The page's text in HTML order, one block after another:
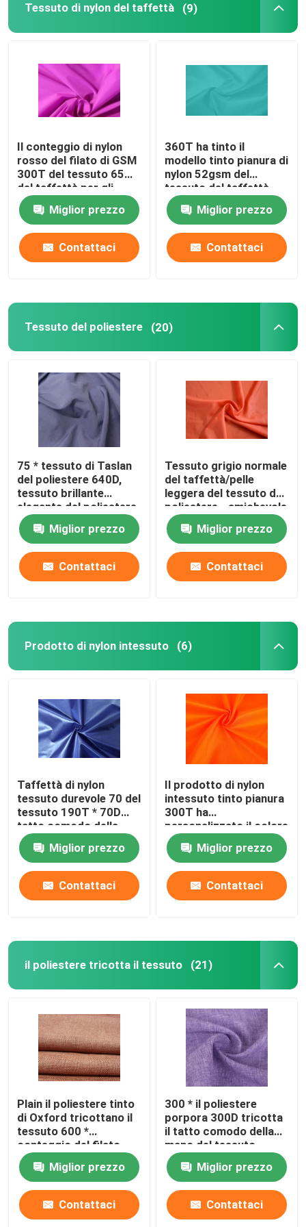
Tessuto del rivestimento del poliestere
Tessuto tinto filo
Tessuto di nylon del taffettà (9)
Il conteggio di nylon
rosso del filato di GSM
300T del tessuto 65
del taffettà per gli
sport del rivestimento
dura
Miglior prezzo
Contattaci
360T ha tinto il
modello tinto pianura di
nylon 52gsm del
tessuto del taffettà
per il panno della borsa
Miglior prezzo
Contattaci
Tessuto del poliestere (20)
75 * tessuto di Taslan
del poliestere 640D,
tessuto brillante
elegante del poliestere
da 150 GSM
Miglior prezzo
Contattaci
Tessuto grigio normale
del taffettà/pelle
leggera del tessuto del
poliestere - amichevole
Miglior prezzo
Contattaci
Prodotto di nylon intessuto (6)
Taffettà di nylon
tessuto durevole 70 del
tessuto 190T * 70D
tatto comodo della
mano da 58 GSM
Miglior prezzo
Contattaci
Il prodotto di nylon
intessuto tinto pianura
300T ha
personalizzato il colore
per gli abiti sportivi
Miglior prezzo
Contattaci
il poliestere tricotta il tessuto (21)
Plain il poliestere tinto
di Oxford tricottano il
tessuto 600 *
conteggio del filato
600D 320 GSM per il
panno della borsa
Miglior prezzo
Contattaci
300 * il poliestere
porpora 300D tricotta
il tatto comodo della
mano del tessuto
lavabile
Miglior prezzo
Contattaci